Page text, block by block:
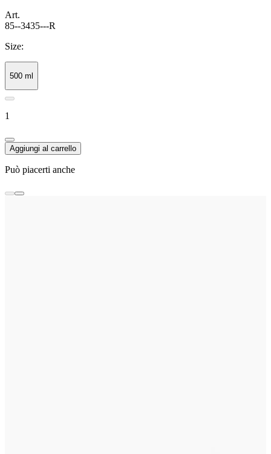
Art.
85--3435---R
Size:
500 ml
1
Aggiungi al carrello
Può piacerti anche